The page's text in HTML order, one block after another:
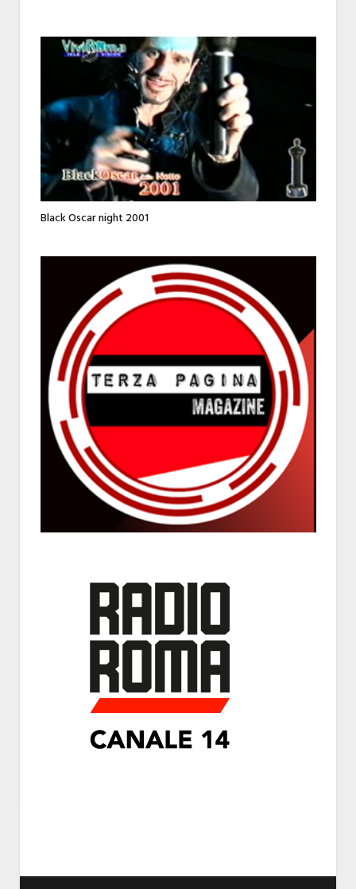
Black Oscar night 2001